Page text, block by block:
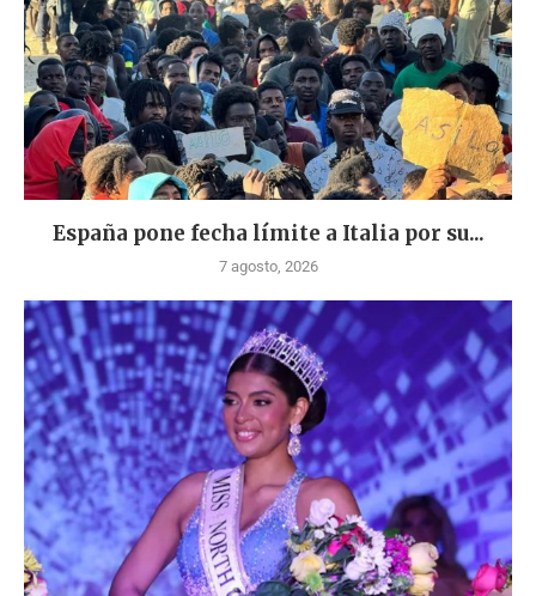
España pone fecha límite a Italia por su...
7 agosto, 2026